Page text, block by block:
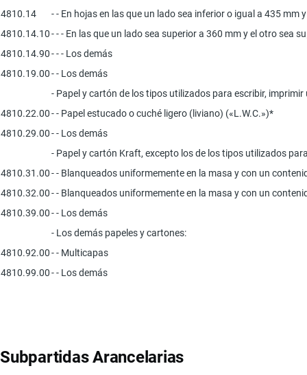
4810.14
- - En hojas en las que un lado sea inferior o igual a 435
4810.14.10- - - En las que un lado sea superior a 360 mm y el otro sea
4810.14.90- - - Los demás
4810.19.00- - Los demás
- Papel y cartón de los tipos utilizados para escribir,
4810.22.00- - Papel estucado o cuché ligero (liviano) («L.W.C.»)*
4810.29.00- - Los demás
- Papel y cartón Kraft, excepto los de los tipos utilizados
4810.31.00- - Blanqueados uniformemente en la masa y con un
4810.32.00- - Blanqueados uniformemente en la masa y con un
4810.39.00- - Los demás
- Los demás papeles y cartones:
4810.92.00- - Multicapas
4810.99.00- - Los demás
Subpartidas Arancelarias